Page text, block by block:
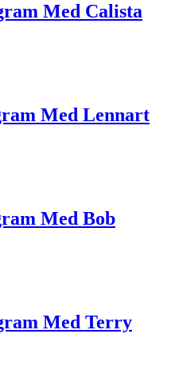
Med Calista
Med Lennart
Med Bob
Med Terry